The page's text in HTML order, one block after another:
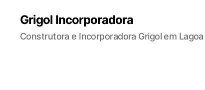
Grigol Incorporadora
Construtora e Incorporadora Grigol em